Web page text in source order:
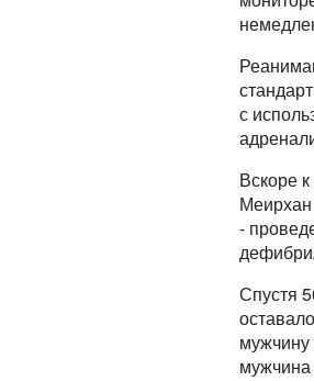
с
Вскоре
-
Спустя
мужчину